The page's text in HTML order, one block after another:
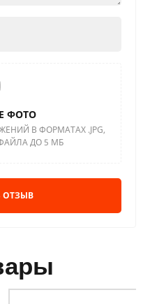
ФОТО
В ФОРМАТАХ .JPG,
ДО 5 МБ
ОТЗЫВ